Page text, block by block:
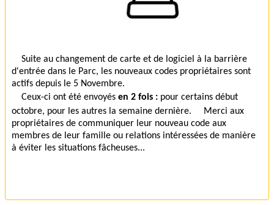
Suite au changement de carte et de logiciel à la barrière
d'entrée dans le Parc, les nouveaux codes propriétaires sont
actifs depuis le 5 Novembre.
Ceux-ci ont été envoyés en 2 fois : pour certains début
octobre, pour les autres la semaine dernière. Merci aux
propriétaires de communiquer leur nouveau code aux
membres de leur famille ou relations intéressées de manière
à éviter les situations fâcheuses...